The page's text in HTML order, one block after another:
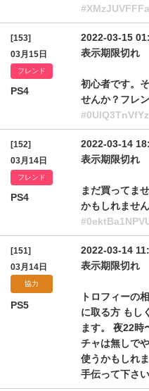
[153]
03月15日
フレンド
PS4
2022-03-15
表示期限切れ
初心者です。
せんか？フレ
[152]
03月14日
フレンド
PS4
2022-03-14
表示期限切れ
まだ買ってま
かもしれませ
[151]
03月14日
協力
PS5
2022-03-14
表示期限切れ
トロフィーの
に取る方 もし
ます。 夜22時
チャは無しで
使うかもしれ
手伝って下さ